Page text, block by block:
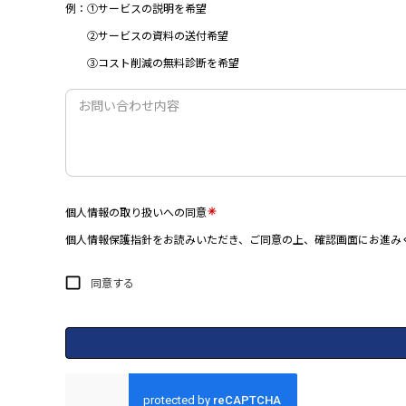
例：①サービスの説明を希望
②サービスの資料の送付希望
③コスト削減の無料診断を希望
個人情報の取り扱いへの同意
個人情報保護指針をお読みいただき、ご同意の上、確認画面にお進み
同意する